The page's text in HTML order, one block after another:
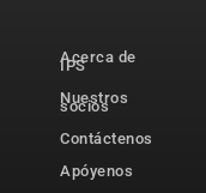
Acerca de
IPS
Nuestros
socios
Contáctenos
Apóyenos